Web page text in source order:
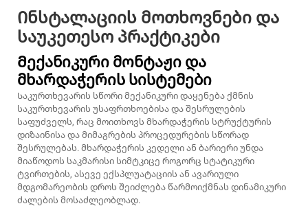
Ინსტალაციის მოთხოვნები და
საუკეთესო პრაქტიკები
Მექანიკური მონტაჟი და
მხარდაჭერის სისტემები
Საკურთხევარის სწორი მექანიკური დაყენება ქმნის
საკურთხევარის უსაფრთხოებისა და შესრულების
საფუძველს, რაც მოითხოვს მხარდაჭერის სტრუქტურის
დიზაინისა და მიმაგრების პროცედურების სწორად
შესრულებას. მხარდაჭერის კედელი ან ბარიერი უნდა
მიაწოდოს საკმარისი სიმტკიცე როგორც სტატიკური
ტვირთების, ასევე ექსპლუატაციის ან ავარიული
მდგომარეობის დროს შეიძლება წარმოიქმნას დინამიკური
ძალების მოსაძლეობლად.